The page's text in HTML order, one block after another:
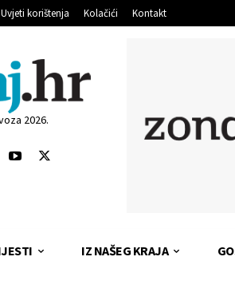
Uvjeti korištenja Kolačići Kontakt
2026.
IZ NAŠEG KRAJA